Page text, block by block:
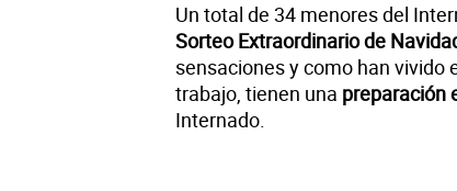
Un total de 34 menores del
Sorteo Extraordinario de
sensaciones y como han vivido
trabajo, tienen una preparación
Internado.